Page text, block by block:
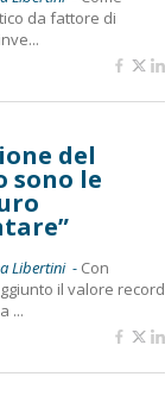
da fattore di
del
sono le
Libertini - Con
il valore record
...